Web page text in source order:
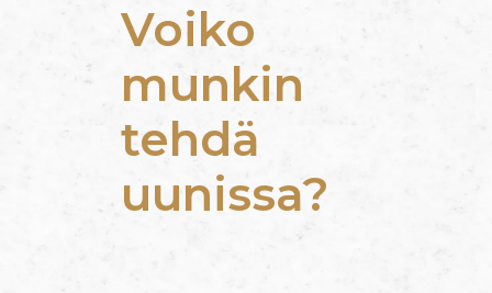
Voiko
munkin
tehdä
uunissa?